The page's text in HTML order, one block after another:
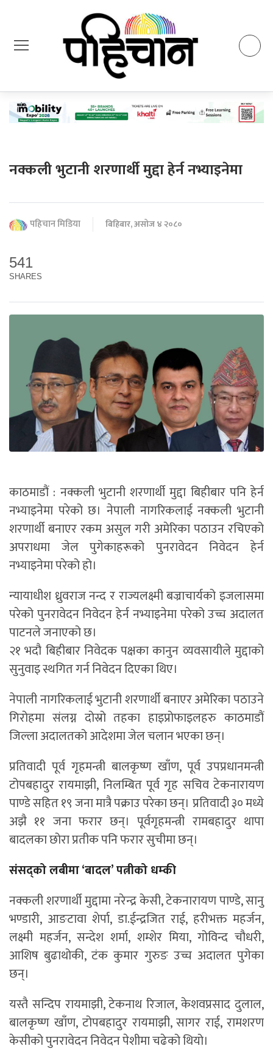
नक्कली भुटानी शरणार्थी मुद्दा हेर्न नभ्याइनेमा
पहिचान मिडिया बिहिबार, असोज ४ २०८०
541
SHARES
काठमाडौं : नक्कली भुटानी शरणार्थी मुद्दा बिहीबार पनि हेर्न
नभ्याइनेमा परेको छ। नेपाली नागरिकलाई नक्कली भुटानी
शरणार्थी बनाएर रकम असुल गरी अमेरिका पठाउन रचिएको
अपराधमा जेल पुगेकाहरूको पुनरावेदन निवेदन हेर्न
नभ्याइनेमा परेको हो।
न्यायाधीश ध्रुवराज नन्द र राज्यलक्ष्मी बज्राचार्यको इजलासमा
परेको पुनरावेदन निवेदन हेर्न नभ्याइनेमा परेको उच्च अदालत
पाटनले जनाएको छ।
२१ भदौ बिहीबार निवेदक पक्षका कानुन व्यवसायीले मुद्दाको
सुनुवाइ स्थगित गर्न निवेदन दिएका थिए।
नेपाली नागरिकलाई भुटानी शरणार्थी बनाएर अमेरिका पठाउने
गिरोहमा संलग्न दोस्रो तहका हाइप्रोफाइलहरु काठमाडौं
जिल्ला अदालतको आदेशमा जेल चलान भएका छन्।
प्रतिवादी पूर्व गृहमन्त्री बालकृष्ण खाँण, पूर्व उपप्रधानमन्त्री
टोपबहादुर रायमाझी, निलम्बित पूर्व गृह सचिव टेकनारायण
पाण्डे सहित १९ जना मात्रै पक्राउ परेका छन्। प्रतिवादी ३० मध्ये
अझै ११ जना फरार छन्। पूर्वगृहमन्त्री रामबहादुर थापा
बादलका छोरा प्रतीक पनि फरार सुचीमा छन्।
संसद्को लबीमा ‘बादल’ पत्नीको धम्की
नक्कली शरणार्थी मुद्दामा नरेन्द्र केसी, टेकनारायण पाण्डे, सानु
भण्डारी, आङटावा शेर्पा, डा.ईन्द्रजित राई, हरीभक्त महर्जन,
लक्ष्मी महर्जन, सन्देश शर्मा, शम्शेर मिया, गोविन्द चौधरी,
आशिष बुढाथोकी, टंक कुमार गुरुङ उच्च अदालत पुगेका
छन्।
यस्तै सन्दिप रायमाझी, टेकनाथ रिजाल, केशवप्रसाद दुलाल,
बालकृष्ण खाँण, टोपबहादुर रायमाझी, सागर राई, रामशरण
केसीको पुनरावेदन निवेदन पेशीमा चढेको थियो।